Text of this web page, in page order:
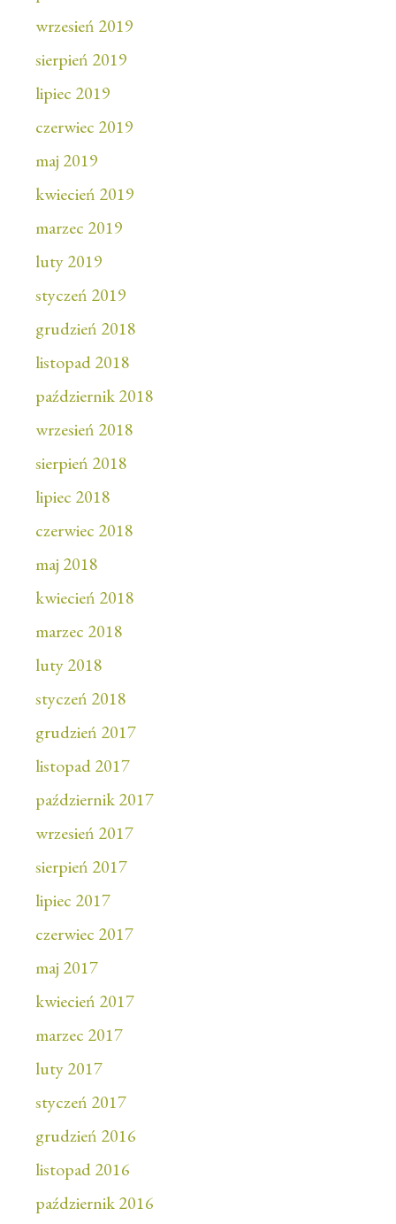
wrzesień 2019
sierpień 2019
lipiec 2019
czerwiec 2019
maj 2019
kwiecień 2019
marzec 2019
luty 2019
styczeń 2019
grudzień 2018
listopad 2018
październik 2018
wrzesień 2018
sierpień 2018
lipiec 2018
czerwiec 2018
maj 2018
kwiecień 2018
marzec 2018
luty 2018
styczeń 2018
grudzień 2017
listopad 2017
październik 2017
wrzesień 2017
sierpień 2017
lipiec 2017
czerwiec 2017
maj 2017
kwiecień 2017
marzec 2017
luty 2017
styczeń 2017
grudzień 2016
listopad 2016
październik 2016